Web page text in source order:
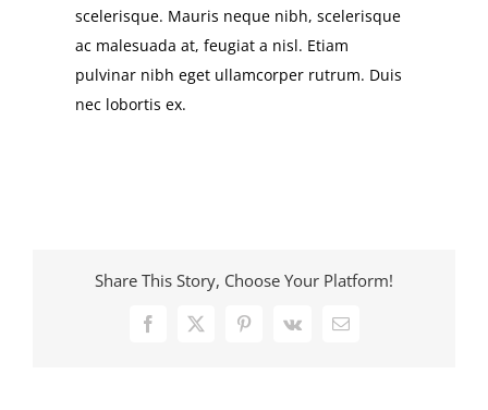
scelerisque. Mauris neque nibh, scelerisque
ac malesuada at, feugiat a nisl. Etiam
pulvinar nibh eget ullamcorper rutrum. Duis
nec lobortis ex.
Share This Story, Choose Your Platform!
Facebook
X Pinterest
Vk Email